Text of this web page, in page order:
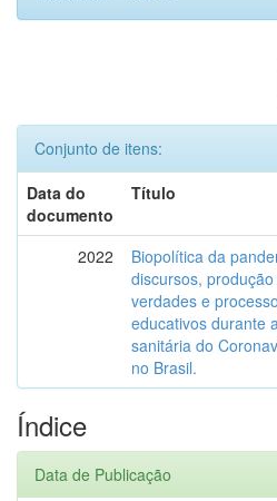
Conjunto de itens:
Data do
documento
Título
2022
Biopolítica da
discursos,
verdades e
educativos durante
sanitária do
no Brasil.
Índice
Data de Publicação